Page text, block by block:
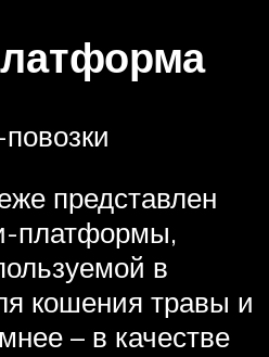
представлен
платформы,
в
кошения травы и
– в качестве